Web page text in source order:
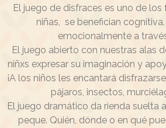
El juego de disfraces es uno de
niñas, se benefician
emocionalmente a
El juego abierto con nuestras alas
niñxs expresar su imaginación y
¡A los niños les encantará
pájaros, insectos,
El juego dramático da rienda suelta
peque. Quién, dónde o en qué